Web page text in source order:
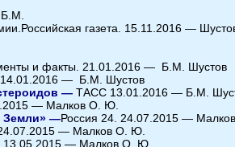
газета. 15.11.2016 —
и факты. 21.01.2016 — Б.М. Шустов
14.01.2016 — Б.М. Шустов
— ТАСС 13.01.2016 — Б.М.
— Малков О. Ю.
Земли» —Россия 24. 24.07.2015 —
— Малков О. Ю.
13.05.2015 — Малков О. Ю.